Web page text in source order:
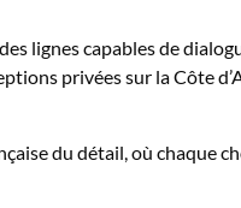
lignes capables de
privées sur la Côte
du détail, où chaque